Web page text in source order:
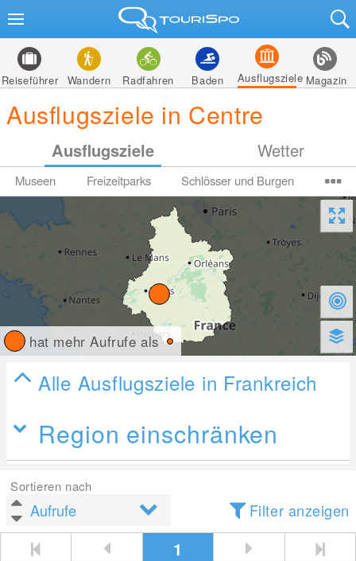
Reiseführer Wandern Radfahren Baden Ausflugsziele Magazin
Ausflugsziele in Centre
Ausflugsziele Wetter
Museen Freizeitparks Schlösser und Burgen
hat mehr Aufrufe als
Alle Ausflugsziele in Frankreich
Region einschränken
Sortieren nach
Filter anzeigen
1